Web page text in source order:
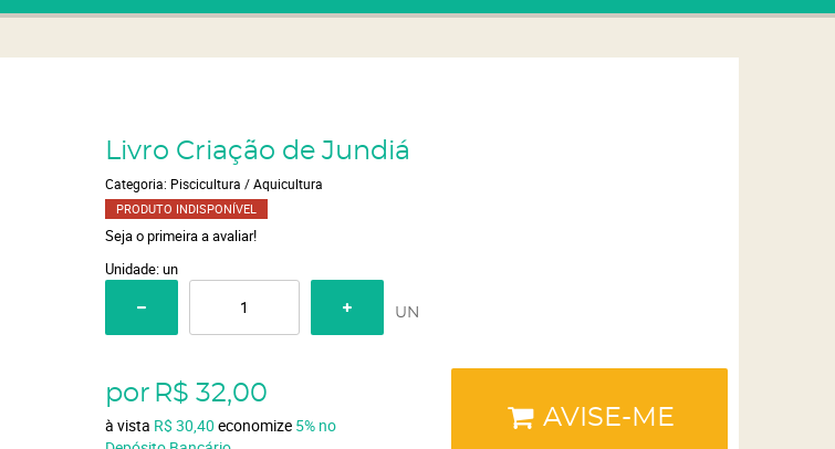
Livro Criação de Jundiá
Categoria: Piscicultura / Aquicultura
PRODUTO INDISPONÍVEL
Seja o primeira a avaliar!
Unidade: un
UN
por R$ 32,00
à vista R$ 30,40 economize 5% no
AVISE-ME